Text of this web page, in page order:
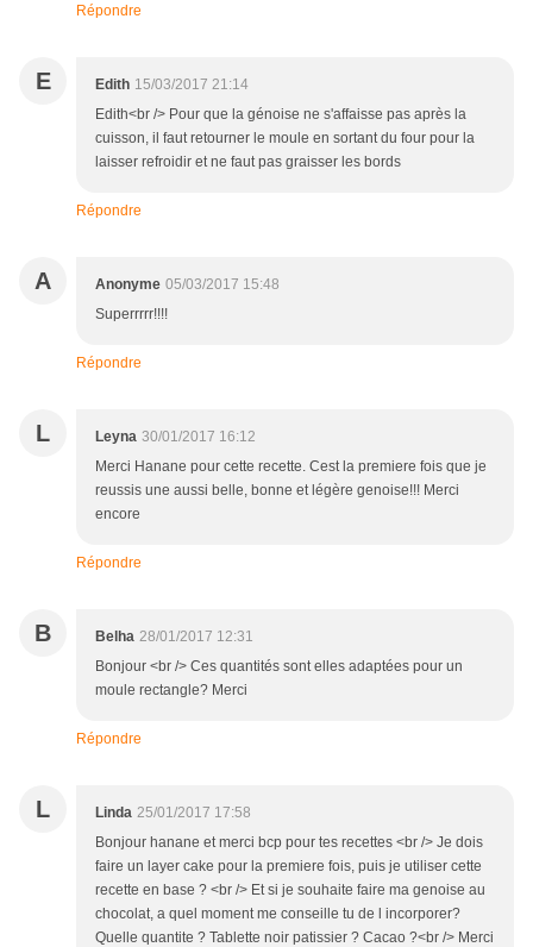
Répondre
E Edith 15/03/2017 21:14
Edith<br /> Pour que la génoise ne s'affaisse pas après la
cuisson, il faut retourner le moule en sortant du four pour la
laisser refroidir et ne faut pas graisser les bords
Répondre
A Anonyme 05/03/2017 15:48
Superrrrr!!!!
Répondre
L Leyna 30/01/2017 16:12
Merci Hanane pour cette recette. Cest la premiere fois que je
reussis une aussi belle, bonne et légère genoise!!! Merci
encore
Répondre
B Belha 28/01/2017 12:31
Bonjour <br /> Ces quantités sont elles adaptées pour un
moule rectangle? Merci
Répondre
L Linda 25/01/2017 17:58
Bonjour hanane et merci bcp pour tes recettes <br /> Je dois
faire un layer cake pour la premiere fois, puis je utiliser cette
recette en base ? <br /> Et si je souhaite faire ma genoise au
chocolat, a quel moment me conseille tu de l incorporer?
Quelle quantite ? Tablette noir patissier ? Cacao ?<br /> Merci